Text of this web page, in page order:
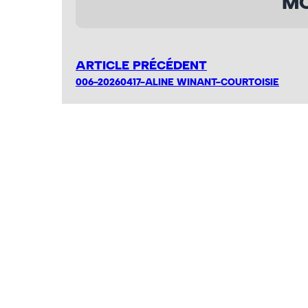
ARTICLE PRÉCÉDENT
006-20260417-ALINE WINANT-COURTOISIE